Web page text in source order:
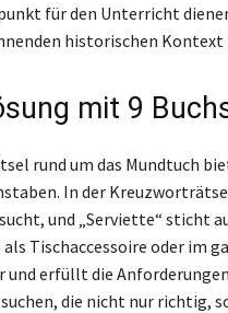
für den Unterricht
historischen Kontext
mit 9
rund um das Mundtuch
In der
und „Serviette“ sticht
als Tischaccessoire oder im
und erfüllt die
die nicht nur richtig,